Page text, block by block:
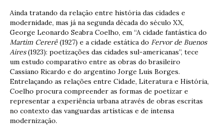
Ainda tratando da relação entre história das cidades e
modernidade, mas já na segunda década do século XX,
George Leonardo Seabra Coelho, em “A cidade fantástica do
Martim Cererê (1927) e a cidade estática do Fervor de Buenos
Aires(1923): poetizações das cidades sul-americanas”, tece
um estudo comparativo entre as obras do brasileiro
Cassiano Ricardo e do argentino Jorge Luis Borges.
Entrelaçando as relações entre Cidade, Literatura e História,
Coelho procura compreender as formas de poetizar e
representar a experiência urbana através de obras escritas
no contexto das vanguardas artísticas e de intensa
modernização.